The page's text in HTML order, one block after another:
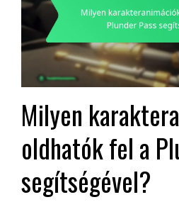
Milyen
oldhatók fel a
segítségével?